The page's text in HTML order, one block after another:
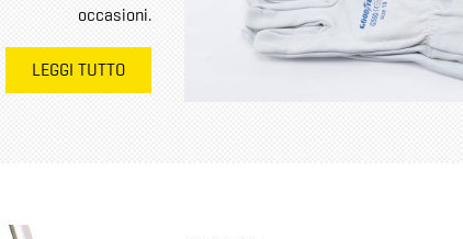
occasioni.
LEGGI TUTTO